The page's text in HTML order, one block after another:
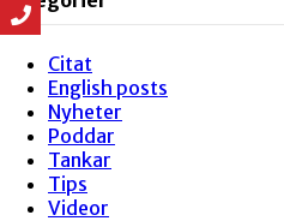
Citat
English posts
Nyheter
Poddar
Tankar
Tips
Videor